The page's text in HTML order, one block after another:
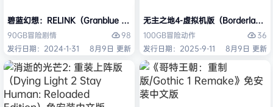
碧蓝幻想：RELINK（Granblue Fantasy: Relink）免安装中文版
90GB冒险剧情
98
发行日期：2024-1-31
8月9日 更新
无主之地4-虚拟机版（Borderlands
100GB冒险动作
36
发行日期：2025-9-11
8月9日 更新